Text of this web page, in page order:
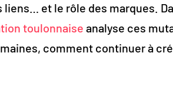
liens… et le rôle des marques.
toulonnaise analyse ces
comment continuer à